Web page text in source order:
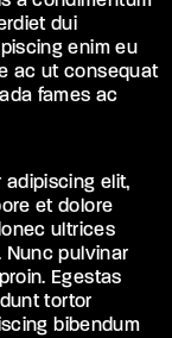
dui
enim eu
ac ut consequat
fames ac
adipiscing elit,
et dolore
ultrices
Nunc pulvinar
Egestas
tortor
bibendum